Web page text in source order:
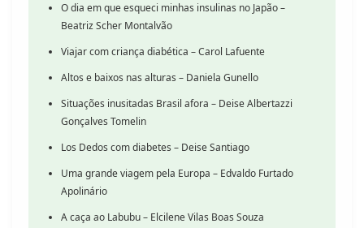
O dia em que esqueci minhas insulinas no Japão –
Beatriz Scher Montalvão
Viajar com criança diabética – Carol Lafuente
Altos e baixos nas alturas – Daniela Gunello
Situações inusitadas Brasil afora – Deise Albertazzi
Gonçalves Tomelin
Los Dedos com diabetes – Deise Santiago
Uma grande viagem pela Europa – Edvaldo Furtado
Apolinário
A caça ao Labubu – Elcilene Vilas Boas Souza